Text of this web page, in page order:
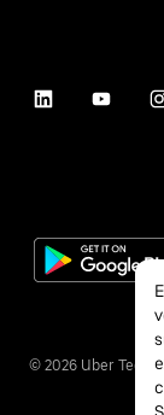
© 2026 Uber